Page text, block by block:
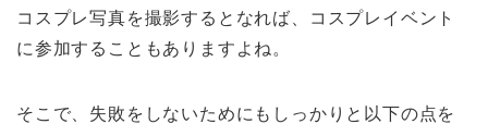
コスプレ写真を撮影するとなれば、コスプレイベント
に参加することもありますよね。
そこで、失敗をしないためにもしっかりと以下の点を